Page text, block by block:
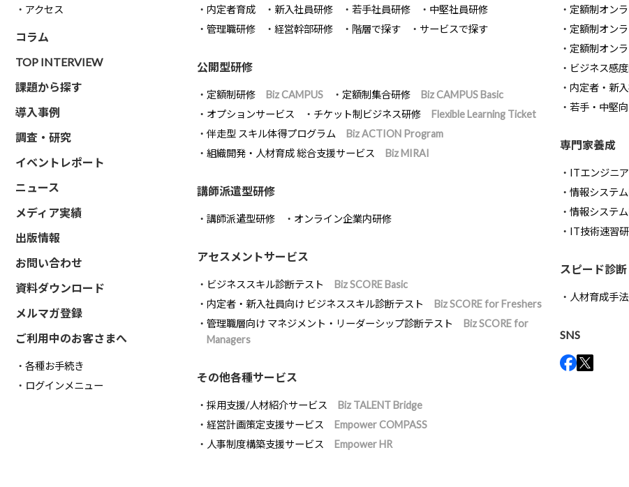
アクセス
コラム
TOP INTERVIEW
課題から探す
導入事例
調査・研究
イベントレポート
ニュース
メディア実績
出版情報
お問い合わせ
資料ダウンロード
メルマガ登録
ご利用中のお客さまへ
各種お手続き
ログインメニュー
内定者育成 新入社員研修 若手社員研修
中堅社員研修
管理職研修
経営幹部研修 階層で探す サービスで探す
公開型研修
定額制研修 Biz CAMPUS 定額制集合研修
Biz CAMPUS Basic
オプションサービス
チケット制ビジネス研修
Flexible Learning Ticket
伴走型 スキル体得プログラム
Biz ACTION Program
組織開発・人材育成 総合支援サービス
Biz MIRAI
講師派遣型研修
講師派遣型研修 オンライン企業内研修
アセスメントサービス
ビジネススキル診断テスト
Biz SCORE Basic
内定者・新入社員向け ビジネススキル診断テスト
Biz SCORE for Freshers
管理職層向け マネジメント・リーダーシップ診断テスト
Biz SCORE for
Managers
その他各種サービス
採用支援/人材紹介サービス
Biz TALENT Bridge
経営計画策定支援サービス
Empower COMPASS
人事制度構築支援サービス
Empower HR
定額制オン
定額制オン
定額制オン
ビジネス感
内定者・新
若手・中堅
専門家養成
ITエンジニ
情報システ
情報システ
IT技術速習
スピード診断
人材育成手
SNS